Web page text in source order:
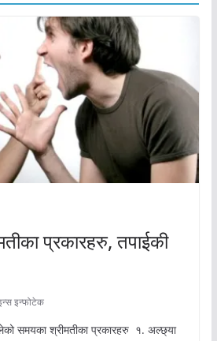
प्रकारहरु, तपाईकी
इन्फोटेक
समयका श्रीमतीका प्रकारहरु १. अल्छ्या